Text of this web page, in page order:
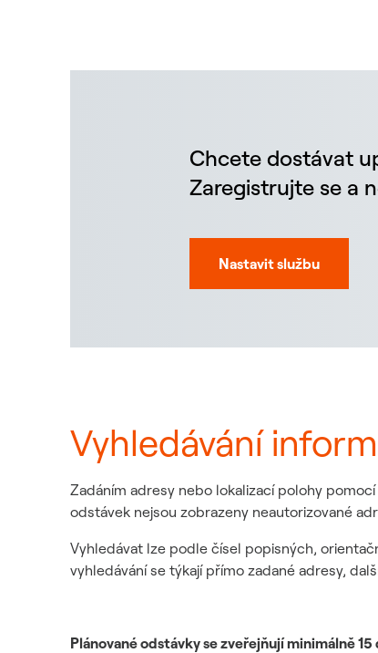
Chcete dostávat
Zaregistrujte se a
Nastavit službu
Vyhledávání
Zadáním adresy nebo lokalizací polohy
odstávek nejsou zobrazeny neautorizované
Vyhledávat lze podle čísel popisných,
vyhledávání se týkají přímo zadané adresy,
Plánované odstávky se zveřejňují minimálně